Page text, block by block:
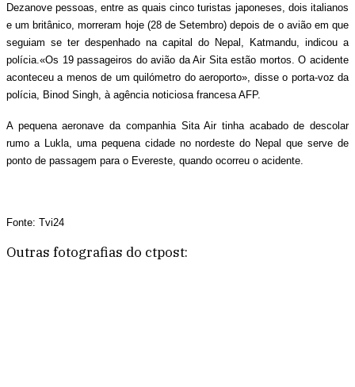
Dezanove pessoas, entre as quais cinco turistas japoneses, dois italianos
e um britânico, morreram hoje (28 de Setembro) depois de o avião em que
seguiam se ter despenhado na capital do Nepal, Katmandu, indicou a
polícia. «Os 19 passageiros do avião da Air Sita estão mortos. O acidente
aconteceu a menos de um quilómetro do aeroporto», disse o porta-voz da
polícia, Binod Singh, à agência noticiosa francesa AFP.
A pequena aeronave da companhia Sita Air tinha acabado de descolar
rumo a Lukla, uma pequena cidade no nordeste do Nepal que serve de
ponto de passagem para o Evereste, quando ocorreu o acidente.
Fonte: Tvi24
Outras fotografias do ctpost: